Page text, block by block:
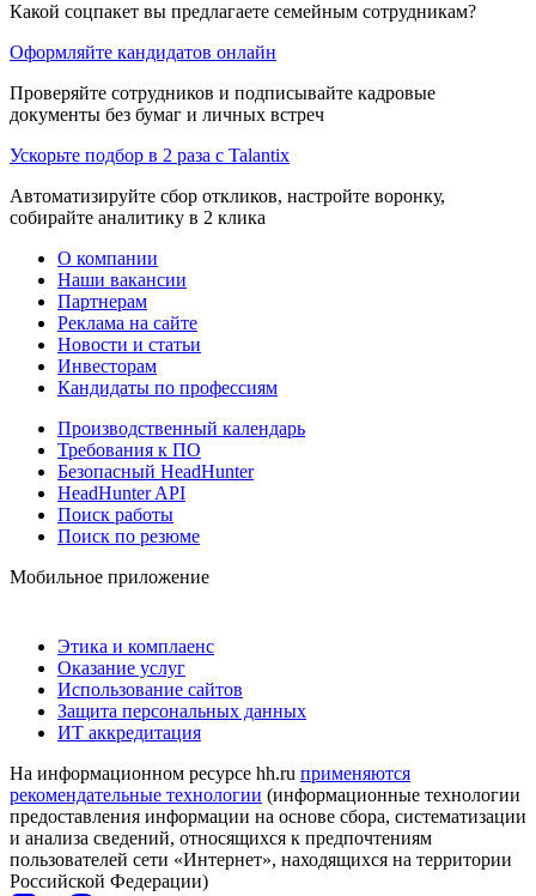
Какой соцпакет вы предлагаете семейным сотрудникам?
Оформляйте кандидатов онлайн
Проверяйте сотрудников и подписывайте кадровые
документы без бумаг и личных встреч
Ускорьте подбор в 2 раза с Talantix
Автоматизируйте сбор откликов, настройте воронку,
собирайте аналитику в 2 клика
О компании
Наши вакансии
Партнерам
Реклама на сайте
Новости и статьи
Инвесторам
Кандидаты по профессиям
Производственный календарь
Требования к ПО
Безопасный HeadHunter
HeadHunter API
Поиск работы
Поиск по резюме
Мобильное приложение
Этика и комплаенс
Оказание услуг
Использование сайтов
Защита персональных данных
ИТ аккредитация
На информационном ресурсе hh.ru применяются
рекомендательные технологии (информационные технологии
предоставления информации на основе сбора, систематизации
и анализа сведений, относящихся к предпочтениям
пользователей сети «Интернет», находящихся на территории
Российской Федерации)